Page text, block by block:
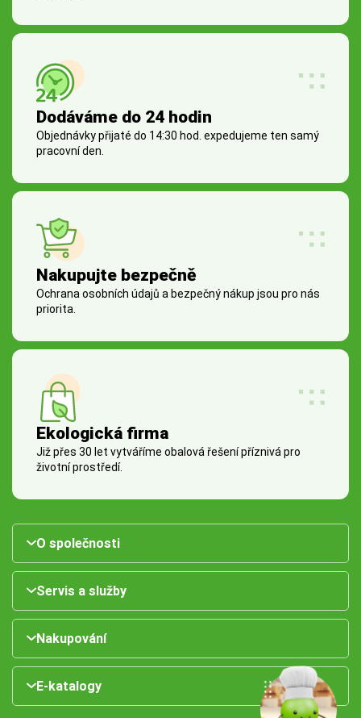
Dodáváme do 24 hodin
Objednávky přijaté do 14:30 hod. expedujeme ten samý
pracovní den.
Nakupujte bezpečně
Ochrana osobních údajů a bezpečný nákup jsou pro nás
priorita.
Ekologická firma
Již přes 30 let vytváříme obalová řešení příznivá pro
životní prostředí.
O společnosti
Servis a služby
Nakupování
E-katalogy